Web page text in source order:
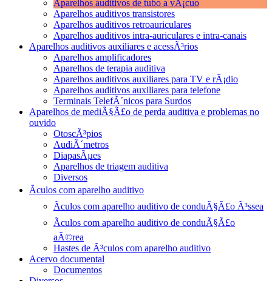
Aparelhos auditivos de tubo a vÃ¡cuo
Aparelhos auditivos transistores
Aparelhos auditivos retroauriculares
Aparelhos auditivos intra-auriculares e intra-canais
Aparelhos auditivos auxiliares e acessÃ³rios
Aparelhos amplificadores
Aparelhos de terapia auditiva
Aparelhos auditivos auxiliares para TV e rÃ¡dio
Aparelhos auditivos auxiliares para telefone
Terminais TelefÃ´nicos para Surdos
Aparelhos de mediÃ§Ã£o de perda auditiva e problemas no
ouvido
OtoscÃ³pios
AudiÃ´metros
DiapasÃµes
Aparelhos de triagem auditiva
Diversos
Ãculos com aparelho auditivo
Ãculos com aparelho auditivo de conduÃ§Ã£o Ã³ssea
Ãculos com aparelho auditivo de conduÃ§Ã£o
aÃ©rea
Hastes de Ã³culos com aparelho auditivo
Acervo documental
Documentos